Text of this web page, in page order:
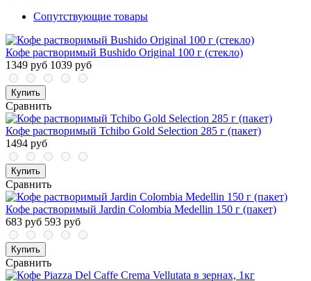
Сопутствующие товары
Кофе растворимый Bushido Original 100 г (стекло)
1349 руб 1039 руб
Купить
Сравнить
Кофе растворимый Tchibo Gold Selection 285 г (пакет)
1494 руб
Купить
Сравнить
Кофе растворимый Jardin Colombia Medellin 150 г (пакет)
683 руб 593 руб
Купить
Сравнить